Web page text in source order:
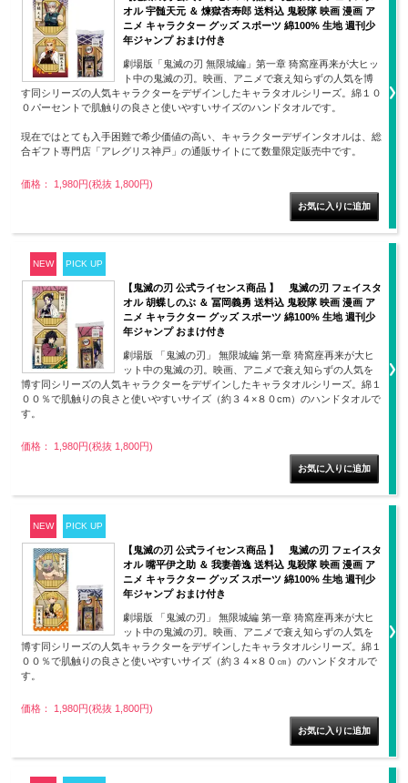
オル 宇髄天元 ＆ 煉獄杏寿郎 送料込 鬼殺隊 映画 漫画 ア
ニメ キャラクター グッズ スポーツ 綿100% 生地 週刊少
年ジャンプ おまけ付き
劇場版「鬼滅の刃 無限城編」第一章 猗窩座再来が大ヒッ
ト中の鬼滅の刃。映画、アニメで衰え知らずの人気を博
す同シリーズの人気キャラクターをデザインしたキャラタオルシリーズ。綿１０
０パーセントで肌触りの良さと使いやすいサイズのハンドタオルです。
現在ではとても入手困難で希少価値の高い、キャラクターデザインタオルは、総
合ギフト専門店「アレグリス神戸」の通販サイトにて数量限定販売中です。
価格： 1,980円(税抜 1,800円)
NEW PICK UP
【鬼滅の刃 公式ライセンス商品 】 鬼滅の刃 フェイスタ
オル 胡蝶しのぶ ＆ 冨岡義勇 送料込 鬼殺隊 映画 漫画 ア
ニメ キャラクター グッズ スポーツ 綿100% 生地 週刊少
年ジャンプ おまけ付き
劇場版 「鬼滅の刃」 無限城編 第一章 猗窩座再来が大ヒ
ット中の鬼滅の刃。映画、アニメで衰え知らずの人気を
博す同シリーズの人気キャラクターをデザインしたキャラタオルシリーズ。綿１
００％で肌触りの良さと使いやすいサイズ（約３４×８０cm）のハンドタオルで
す。
価格： 1,980円(税抜 1,800円)
NEW PICK UP
【鬼滅の刃 公式ライセンス商品 】 鬼滅の刃 フェイスタ
オル 嘴平伊之助 ＆ 我妻善逸 送料込 鬼殺隊 映画 漫画 ア
ニメ キャラクター グッズ スポーツ 綿100% 生地 週刊少
年ジャンプ おまけ付き
劇場版 「鬼滅の刃」 無限城編 第一章 猗窩座再来が大ヒ
ット中の鬼滅の刃。映画、アニメで衰え知らずの人気を
博す同シリーズの人気キャラクターをデザインしたキャラタオルシリーズ。綿１
００％で肌触りの良さと使いやすいサイズ（約３４×８０㎝）のハンドタオルで
す。
価格： 1,980円(税抜 1,800円)